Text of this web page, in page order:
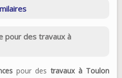
pour des travaux à
pour destravaux à Toulon